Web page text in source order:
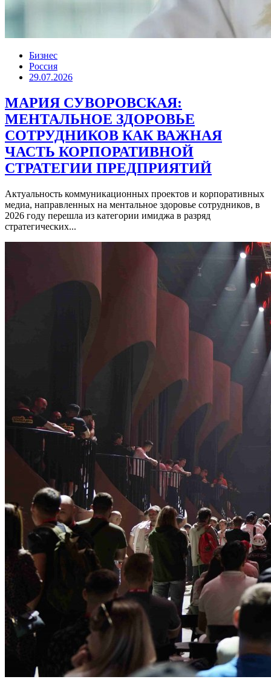
Бизнес
Россия
29.07.2026
МАРИЯ СУВОРОВСКАЯ:
МЕНТАЛЬНОЕ ЗДОРОВЬЕ
СОТРУДНИКОВ КАК ВАЖНАЯ
ЧАСТЬ КОРПОРАТИВНОЙ
СТРАТЕГИИ ПРЕДПРИЯТИЙ
Актуальность коммуникационных проектов и корпоративных
медиа, направленных на ментальное здоровье сотрудников, в
2026 году перешла из категории имиджа в разряд
стратегических...